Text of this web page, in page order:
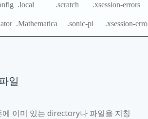
.local .scratch .xsession-errors
.Mathematica .sonic-pi .xsession-
일
이미 있는 directory나 파일을 지칭